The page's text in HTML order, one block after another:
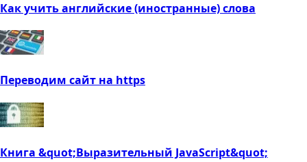
Как учить английские (иностранные) слова
Переводим сайт на https
Книга &quot;Выразительный JavaScript&quot;